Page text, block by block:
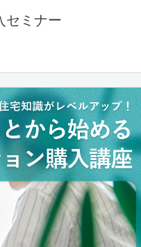
セミナー